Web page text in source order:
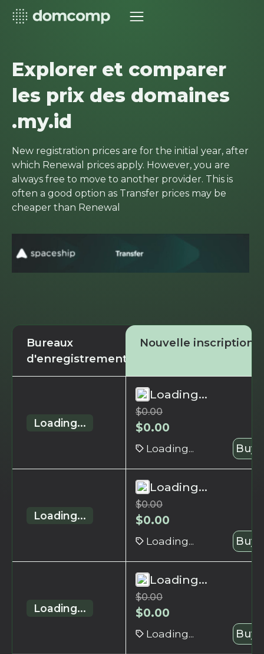
Explorer et comparer
les prix des domaines
.my.id
New registration prices are for the initial year, after
which Renewal prices apply. However, you are
always free to move to another provider. This is
often a good option as Transfer prices may be
cheaper than Renewal
Bureaux
d'enregistrement
Nouvelle inscription
Loading...
Loading...
$0.00
$0.00
Loading... Buy
Loading...
Loading...
$0.00
$0.00
Loading... Buy
Loading...
Loading...
$0.00
$0.00
Loading... Buy